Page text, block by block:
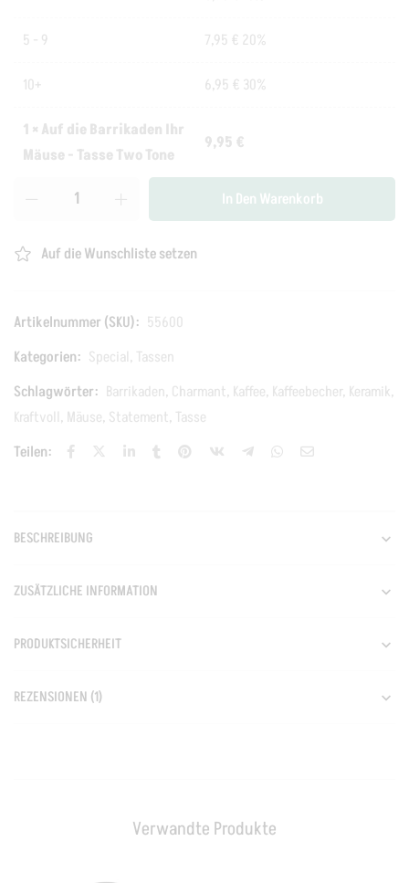
5 - 9 7,95 € 20%
10+ 6,95 € 30%
1 × Auf die Barrikaden Ihr
Mäuse - Tasse Two Tone
9,95 €
In Den Warenkorb
Auf die Wunschliste setzen
Artikelnummer (SKU): 55600
Kategorien: Special , Tassen
Schlagwörter: Barrikaden, Charmant, Kaffee, Kaffeebecher, Keramik,
Kraftvoll , Mäuse, Statement, Tasse
Teilen:
BESCHREIBUNG
ZUSÄTZLICHE INFORMATION
PRODUKTSICHERHEIT
REZENSIONEN (1)
Verwandte Produkte